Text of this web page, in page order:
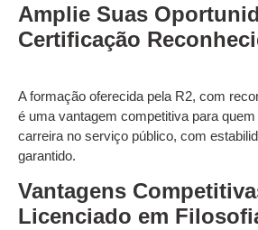
Amplie Suas
Certificação
A formação oferecida pela R2, com
é uma vantagem competitiva para
carreira no serviço público, com
garantido.
Vantagens
Licenciado em